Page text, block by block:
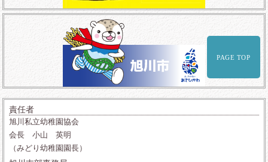
PAGE TOP
責任者
旭川私立幼稚園協会
会長 小山 英明
（みどり幼稚園園長）